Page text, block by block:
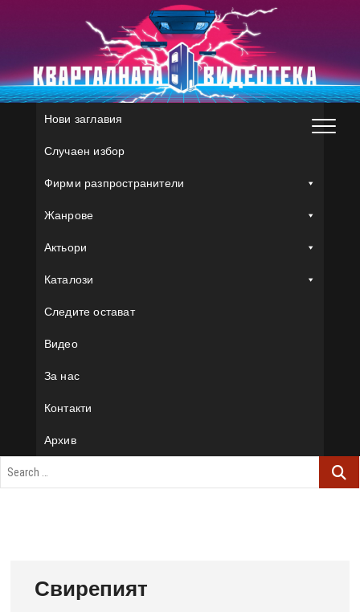
Нови заглавия
Случаен избор
Фирми разпространители
Жанрове
Актьори
Каталози
Следите остават
Видео
За нас
Контакти
Архив
Свирепият